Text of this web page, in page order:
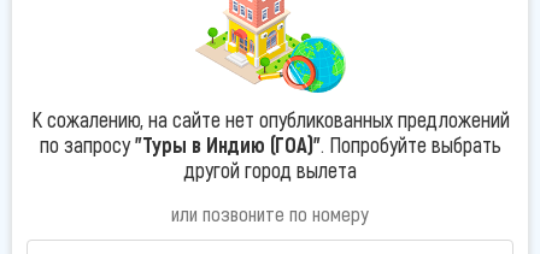
К сожалению, на сайте нет опубликованных предложений
по запросу"Туры в Индию (ГОА)". Попробуйте выбрать
другой город вылета
или позвоните по номеру